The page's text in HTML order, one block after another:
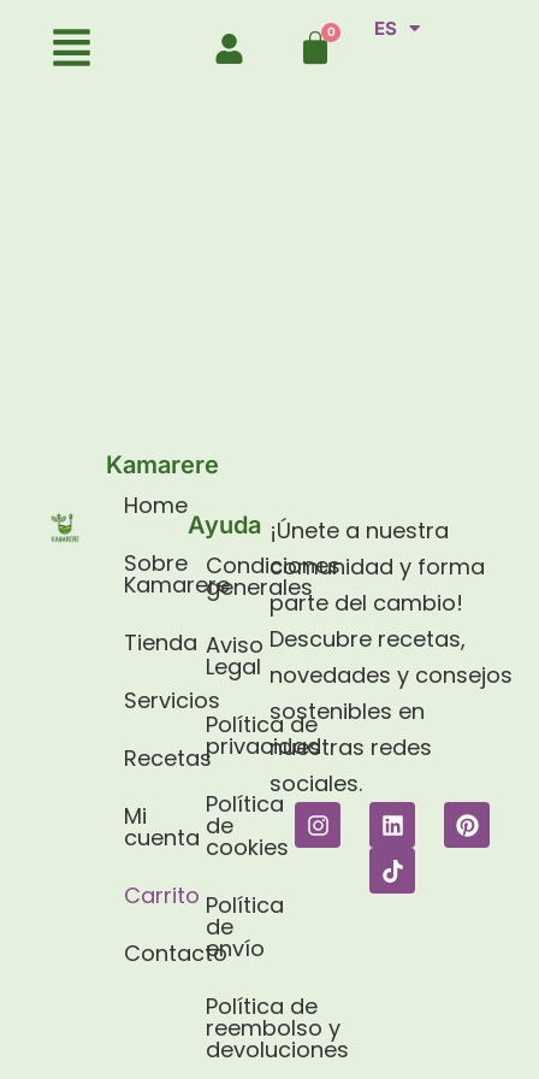
ES
EN
Kamarere
Home
Sobre
Kamarere
Tienda
Servicios
Recetas
Mi
cuenta
Carrito
Contacto
Ayuda
Condiciones
generales
Aviso
Legal​
Política de
privacidad
Política
de
cookies
Política
de
envío
Política de
reembolso y
devoluciones
¡Únete a nuestra
comunidad y forma
parte del cambio!
Descubre recetas,
novedades y consejos
sostenibles en
nuestras redes
sociales.